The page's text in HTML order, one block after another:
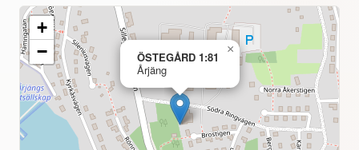
ÖSTEGÅRD 1:81
Årjäng
×
+
−